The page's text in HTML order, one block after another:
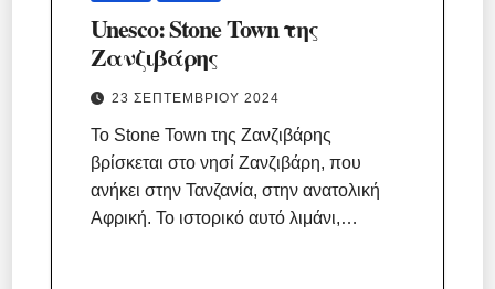
Unesco: Stone Town της
Ζανζιβάρης
23 ΣΕΠΤΕΜΒΡΊΟΥ 2024
Το Stone Town της Ζανζιβάρης
βρίσκεται στο νησί Ζανζιβάρη, που
ανήκει στην Τανζανία, στην ανατολική
Αφρική. Το ιστορικό αυτό λιμάνι,…